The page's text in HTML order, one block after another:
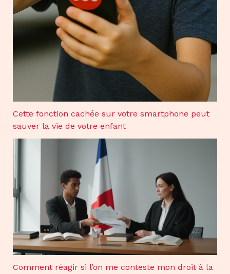
Cette fonction cachée sur votre smartphone peut
sauver la vie de votre enfant
Comment réagir si l’on me conteste mon droit à la